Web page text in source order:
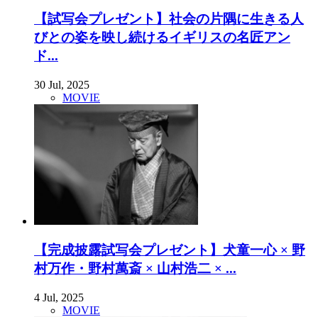
【試写会プレゼント】社会の片隅に生きる人
びとの姿を映し続けるイギリスの名匠アン
ド...
30 Jul, 2025
MOVIE
【完成披露試写会プレゼント】犬童一心 × 野
村万作・野村萬斎 × 山村浩二 × ...
4 Jul, 2025
MOVIE